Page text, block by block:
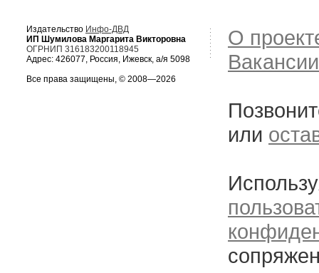
Издательство Инфо-ДВД
ИП Шумилова Маргарита Викторовна
ОГРНИП 316183200118945
Адрес: 426077, Россия, Ижевск, а/я 5098
Все права защищены, © 2008—2026
О
Вакансии
или